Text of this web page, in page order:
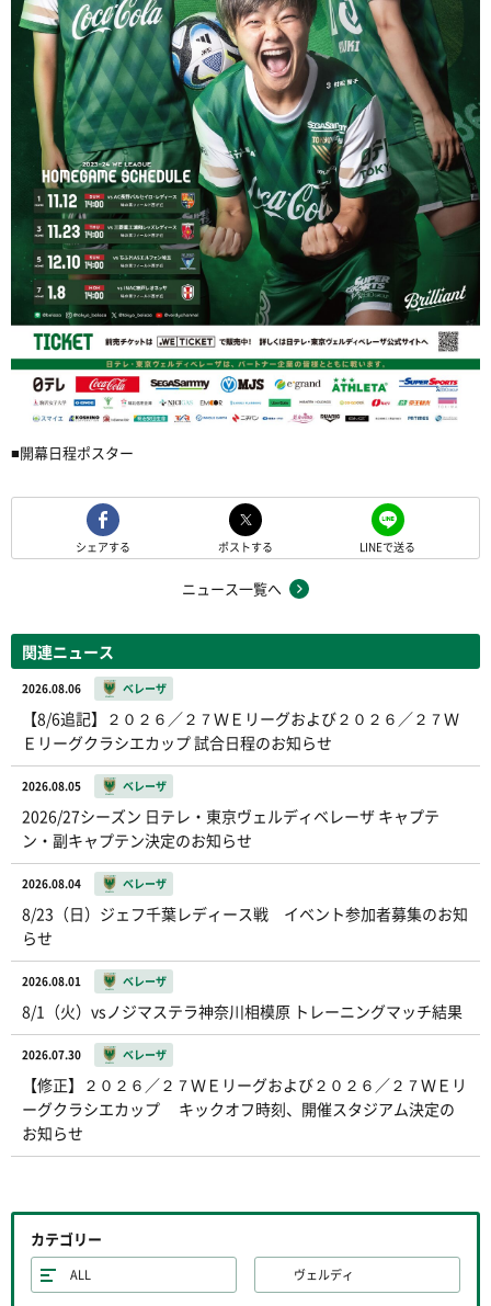
■開幕日程ポスター
シェアする ポストする LINEで送る
ニュース一覧へ
関連ニュース
2026.08.06 ベレーザ
【8/6追記】２０２６／２７ＷＥリーグおよび２０２６／２７Ｗ
Ｅリーグクラシエカップ 試合日程のお知らせ
2026.08.05 ベレーザ
2026/27シーズン 日テレ・東京ヴェルディベレーザ キャプテ
ン・副キャプテン決定のお知らせ
2026.08.04 ベレーザ
8/23（日）ジェフ千葉レディース戦 イベント参加者募集のお知
らせ
2026.08.01 ベレーザ
8/1（火）vsノジマステラ神奈川相模原 トレーニングマッチ結果
2026.07.30 ベレーザ
【修正】２０２６／２７ＷＥリーグおよび２０２６／２７ＷＥリ
ーグクラシエカップ キックオフ時刻、開催スタジアム決定の
お知らせ
カテゴリー
ALL ヴェルディ